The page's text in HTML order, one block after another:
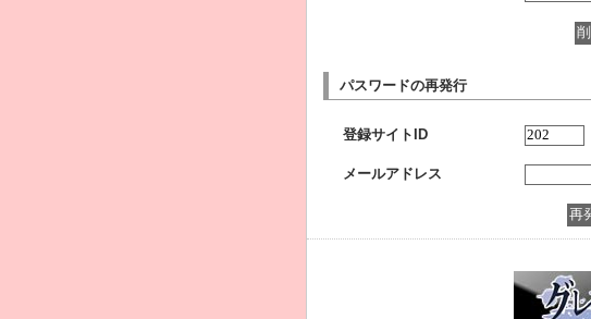
パスワードの再発行
登録サイトID
メールアドレス